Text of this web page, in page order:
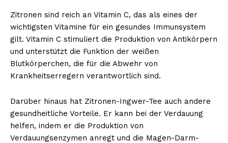
Zitronen sind reich an Vitamin C, das als eines der
wichtigsten Vitamine für ein gesundes Immunsystem
gilt. Vitamin C stimuliert die Produktion von Antikörpern
und unterstützt die Funktion der weißen
Blutkörperchen, die für die Abwehr von
Krankheitserregern verantwortlich sind.
Darüber hinaus hat Zitronen-Ingwer-Tee auch andere
gesundheitliche Vorteile. Er kann bei der Verdauung
helfen, indem er die Produktion von
Verdauungsenzymen anregt und die Magen-Darm-